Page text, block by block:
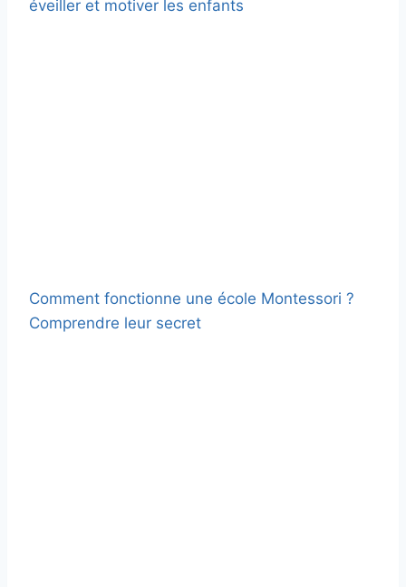
éveiller et motiver les enfants
Comment fonctionne une école Montessori ?
Comprendre leur secret